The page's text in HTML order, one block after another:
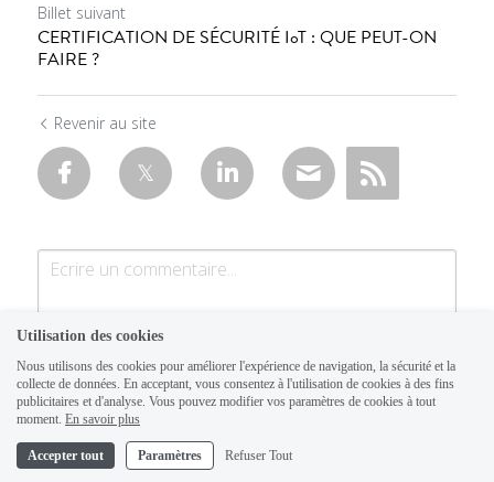
Billet suivant
CERTIFICATION DE SÉCURITÉ IoT : QUE PEUT-ON
FAIRE ?
Revenir au site
Soumettre Annuler
Utilisation des cookies
Nous utilisons des cookies pour améliorer l'expérience de navigation, la sécurité et la
collecte de données. En acceptant, vous consentez à l'utilisation de cookies à des fins
publicitaires et d'analyse. Vous pouvez modifier vos paramètres de cookies à tout
moment. En savoir plus
Accepter tout Paramètres Refuser Tout